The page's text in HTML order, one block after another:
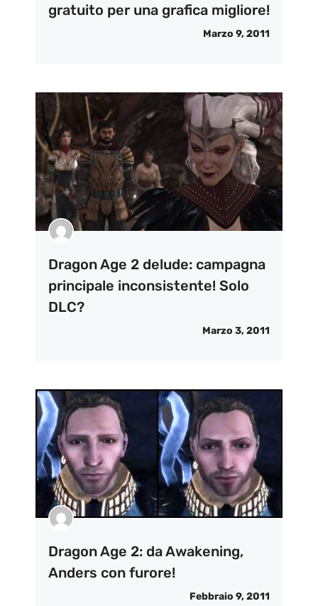
gratuito per una grafica migliore!
Marzo 9, 2011
Dragon Age 2 delude: campagna
principale inconsistente! Solo
DLC?
Marzo 3, 2011
Dragon Age 2: da Awakening,
Anders con furore!
Febbraio 9, 2011